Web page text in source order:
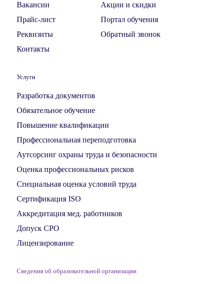
Вакансии
Прайс-лист
Реквизиты
Контакты
Акции и скидки
Портал обучения
Обратный звонок
Услуги
Разработка документов
Обязательное обучение
Повышение квалификации
Профессиональная переподготовка
Аутсорсинг охраны труда и безопасности
Оценка профессиональных рисков
Специальная оценка условий труда
Сертификация ISO
Аккредитация мед. работников
Допуск СРО
Лицензирование
Сведения об образовательной организации